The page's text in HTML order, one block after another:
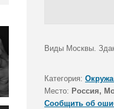
Виды Москвы.
Категория:
Место: Россия,
Сообщить об